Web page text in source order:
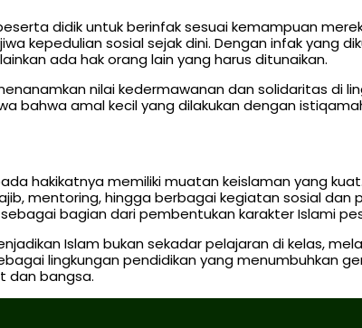
didik untuk berinfak sesuai kemampuan
kepedulian sosial sejak dini. Dengan infak yang
ada hak orang lain yang harus ditunaikan.
nilai kedermawanan dan solidaritas di
bahwa amal kecil yang dilakukan dengan
hakikatnya memiliki muatan keislaman yang
mentoring, hingga berbagai kegiatan sosial
bagian dari pembentukan karakter Islami
Islam bukan sekadar pelajaran di kelas,
lingkungan pendidikan yang menumbuhkan
dan bangsa.